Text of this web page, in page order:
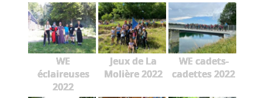
WE
éclaireuses
2022
Jeux de La
Molière 2022
WE cadets-
cadettes 2022